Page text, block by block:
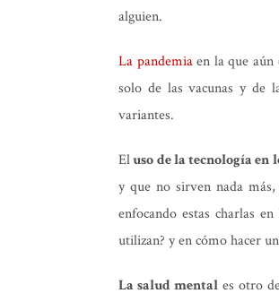
alguien.
La pandemiaen la que aún
solo de las vacunas y de
variantes.
Eluso de la tecnología en
y que no sirven nada
enfocando estas charlas
utilizan? y en cómo hacer
La salud mental es otro